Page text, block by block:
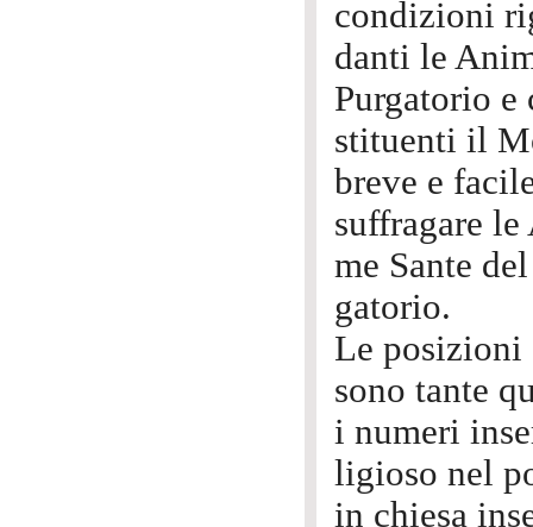
condizioni
danti le
Purgatorio e
stituenti il
breve e
suffragare le
me Sante
gatorio.
Le posizioni
sono tante
i numeri
ligioso nel
in chiesa